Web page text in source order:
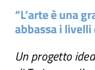
“L’arte è una
abbassa i livelli
Un progetto